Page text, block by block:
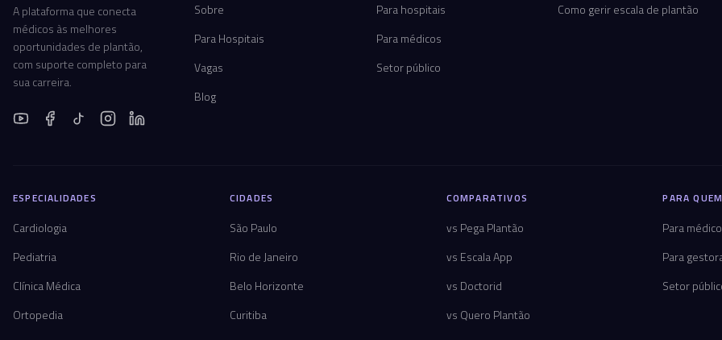
A plataforma que conecta
médicos às melhores
oportunidades de plantão,
com suporte completo para
sua carreira.
Sobre
Para Hospitais
Vagas
Blog
Para hospitais
Para médicos
Setor público
Como gerir escala de plantão
ESPECIALIDADES
Cardiologia
Pediatria
Clínica Médica
Ortopedia
CIDADES
São Paulo
Rio de Janeiro
Belo Horizonte
Curitiba
COMPARATIVOS
vs Pega Plantão
vs Escala App
vs Doctorid
vs Quero Plantão
PARA
Para
Para
Setor